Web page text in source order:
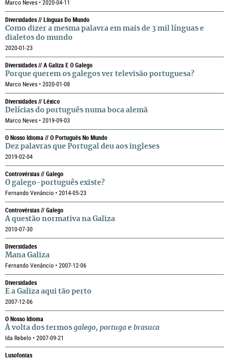
Marco Neves • 2020-04-11
Diversidades // Línguas Do Mundo
Como dizer a mesma palavra em mais de 3 mil línguas e
dialetos do mundo
2020-01-23
Diversidades // A Galiza E O Galego
Porque querem os galegos ver televisão portuguesa?
Marco Neves • 2020-01-08
Diversidades // Léxico
Delícias do português numa boca alemã
Marco Neves • 2019-09-03
O Nosso Idioma // O Português No Mundo
Dez palavras que Portugal deu aos ingleses
2019-02-04
Controvérsias // Galego
O galego-português existe?
Fernando Venâncio • 2014-05-23
Controvérsias // Galego
A questão normativa na Galiza
2010-07-30
Diversidades
Mana Galiza
Fernando Venâncio • 2007-12-06
Diversidades
E a Galiza aqui tão perto
2007-12-06
O Nosso Idioma
À volta dos termos galego, portuga e brasuca
Ida Rebelo • 2007-09-21
Lusofonias